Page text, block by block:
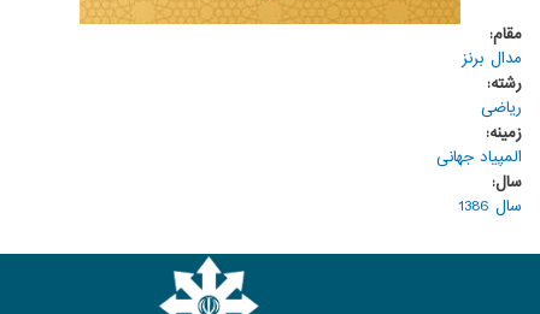
مقام:
مدال برنز
رشته:
ریاضی
زمینه:
المپیاد جهانی
سال:
سال 1386